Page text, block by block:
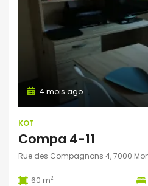
4 mois ago
KOT
Compa 4-11
Rue des Compagnons 4, 7000
60 m2